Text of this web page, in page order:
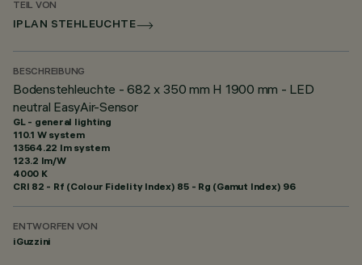
TEIL VON
IPLAN STEHLEUCHTE
BESCHREIBUNG
Bodenstehleuchte - 682 x 350 mm H 1900 mm - LED
neutral EasyAir-Sensor
GL - general lighting
110.1 W system
13564.22 lm system
123.2 lm/W
4000 K
CRI 82 - Rf (Colour Fidelity Index) 85 - Rg (Gamut Index) 96
ENTWORFEN VON
iGuzzini